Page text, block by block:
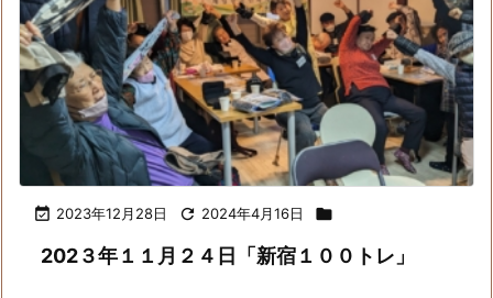
 2023年12月28日  2024年4月16日 
202３年１１月２４日「新宿１００トレ」